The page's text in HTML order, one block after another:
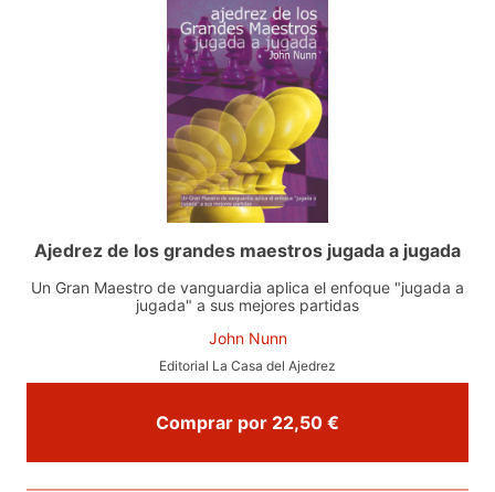
Ajedrez de los grandes maestros jugada a jugada
Un Gran Maestro de vanguardia aplica el enfoque "jugada a
jugada" a sus mejores partidas
John Nunn
Editorial La Casa del Ajedrez
Comprar por 22,50 €